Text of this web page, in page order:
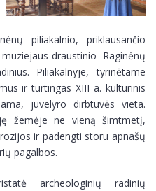
piliakalnio, priklausančio
draustinio Raginėnų
Piliakalnyje, tyrinėtame
ir turtingas XIII a. kultūrinis
juvelyro dirbtuvės vieta.
žemėje ne vieną šimtmetį,
ir padengti storu apnašų
pagalbos.
archeologinių radinių